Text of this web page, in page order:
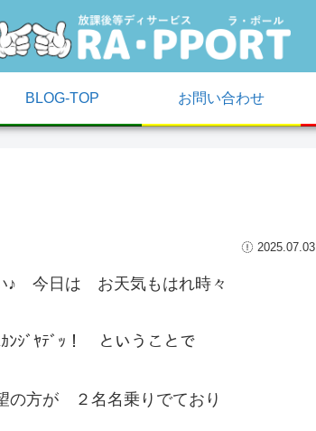
BLOG-TOP お問い合わせ
2025.07.03
♪ 今日は お天気もはれ時々
ｼﾞﾔﾃﾞｯ！ ということで
方が ２名名乗りでており